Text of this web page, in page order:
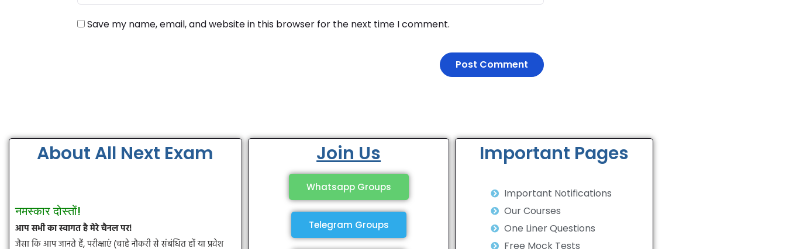
Save my name, email, and website in this browser for the next time I comment.
About All Next Exam
नमस्कार दोस्तों!
आप सभी का स्वागत है मेरे चैनल पर!
जैसा कि आप जानते हैं, परीक्षाएं (चाहे नौकरी से संबंधित हों या प्रवेश
Join Us
Whatsapp Groups
Telegram Groups
Important Pages
Important Notifications
Our Courses
One Liner Questions
Free Mock Tests